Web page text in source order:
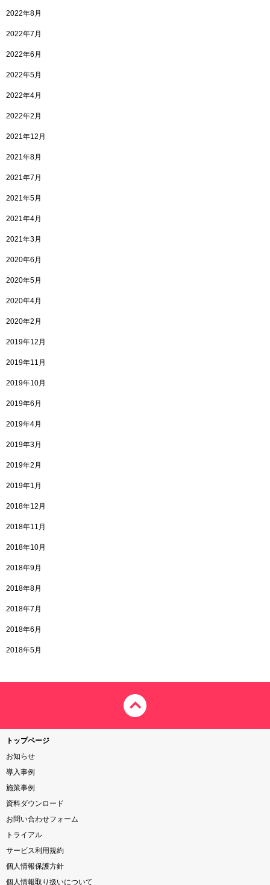
2022年8月
2022年7月
2022年6月
2022年5月
2022年4月
2022年2月
2021年12月
2021年8月
2021年7月
2021年5月
2021年4月
2021年3月
2020年6月
2020年5月
2020年4月
2020年2月
2019年12月
2019年11月
2019年10月
2019年6月
2019年4月
2019年3月
2019年2月
2019年1月
2018年12月
2018年11月
2018年10月
2018年9月
2018年8月
2018年7月
2018年6月
2018年5月
トップページ
お知らせ
導入事例
施策事例
資料ダウンロード
お問い合わせフォーム
トライアル
サービス利用規約
個人情報保護方針
個人情報取り扱いについて